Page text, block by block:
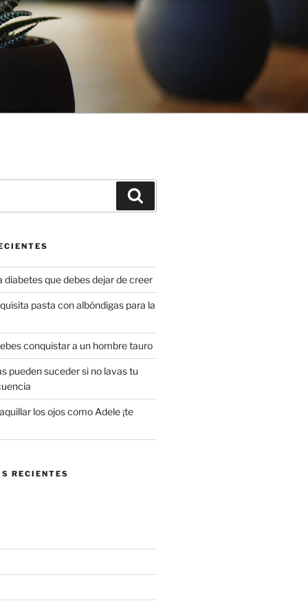
diabetes que debes dejar de creer
pasta con albóndigas para la
conquistar a un hombre tauro
pueden suceder si no lavas tu
los ojos como Adele ¡te
RECIENTES